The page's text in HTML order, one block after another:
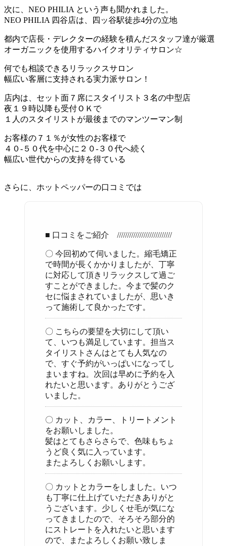
次に、NEO PHILIA という声も聞かれました。
NEO PHILIA 四谷店は、四ッ谷駅徒歩4分の立地
都内で店長・デレクターの経験を積んだスタッフ達が厳選
オーガニックを使用するハイクオリティサロン☆
何でも相談できるリラックスサロン
幅広い客層に支持される実力派サロン！
店内は、セット面７席にスタイリスト３名の中型店
夜１９時以降も受付ＯＫで
１人のスタイリストが最後までのマンツーマン制
お客様の７１％が女性のお客様で
４０-５０代を中心に２０-３０代へ続く
幅広い世代からの支持を得ている
さらに、ホットペッパーの口コミでは
■ 口コミをご紹介 ///////////////////////////
〇 今回初めて伺いました。縮毛矯正
で時間が長くかかりましたが、丁寧
に対応して頂きリラックスして過ご
すことができました。今まで髪のク
セに悩まされていましたが、思いき
って施術して良かったです。
〇 こちらの要望を大切にして頂い
て、いつも満足しています。担当ス
タイリストさんはとても人気なの
で、すぐ予約がいっぱいになってし
まいますね。次回は早めに予約を入
れたいと思います。ありがとうござ
いました。
〇 カット、カラー、トリートメント
をお願いしました。
髪はとてもさらさらで、色味もちょ
うど良く気に入っています。
またよろしくお願いします。
〇 カットとカラーをしました。いつ
も丁寧に仕上げていただきありがと
うございます。少しくせ毛が気にな
ってきましたので、そろそろ部分的
にストレートを入れたいと思います
ので、またよろしくお願い致しま